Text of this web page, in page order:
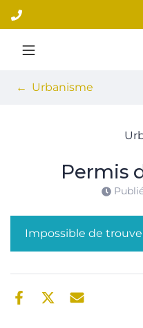
Aller
au
contenu
Urbanisme
Permis
Impossible de